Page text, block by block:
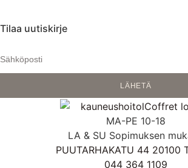
Tilaa uutiskirje
LÄHETÄ
MA-PE 10-18
LA & SU Sopimuksen
PUUTARHAKATU 44 20100
044 364 1109